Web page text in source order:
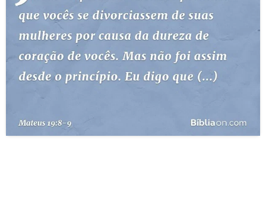
TERMO BÍBLICO
QUEM SOMOS
LOJA BÍBLIAON